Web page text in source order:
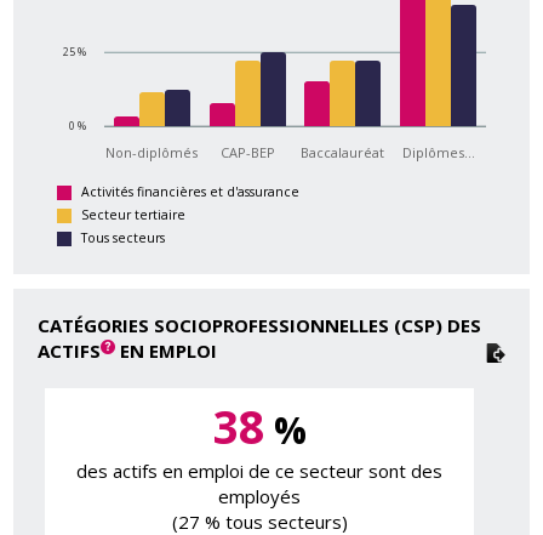
Non-diplômés CAP-BEP Baccalauréat Diplômes…
0 %
25 %
Activités financières et d'assurance
Secteur tertiaire
Tous secteurs
CATÉGORIES SOCIOPROFESSIONNELLES (CSP) DES
ACTIFS
EN EMPLOI
38 %
des actifs en emploi de ce secteur sont des
employés
(27 % tous secteurs)